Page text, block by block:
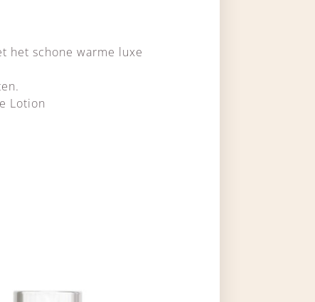
het schone warme luxe
Lotion